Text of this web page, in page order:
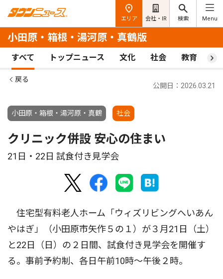
エリア 会社・IR 検索 Menu
小田原・箱根・湯河原・真鶴版
すべて トップニュース 文化 社会 教育 ス
戻る
小田原・箱根・湯河原・真鶴 社会
公開日：2026.03.21
クリニック併設 安心の住まい
21日・22日 試食付き見学会
住宅型有料老人ホーム「ウィズリビングへいあん
やはぎ」（小田原市矢作５の１）が３月21日（土）
と22日（日）の２日間、試食付き見学会を開催す
る。事前予約制、各日午前10時〜午後２時。